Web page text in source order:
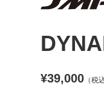
¥39,000 （税